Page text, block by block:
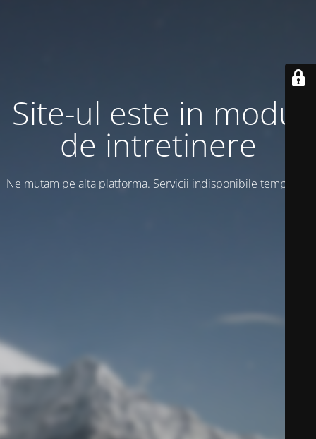
Site-ul este in modul
de intretinere
Ne mutam pe alta platforma. Servicii indisponibile temporar!